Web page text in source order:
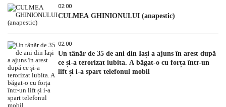
02:00
CULMEA GHINIONULUI (anapestic)
02:00
Un tânăr de 35 de ani din Iași a ajuns în arest după
ce și-a terorizat iubita. A băgat-o cu forța într-un
lift și i-a spart telefonul mobil